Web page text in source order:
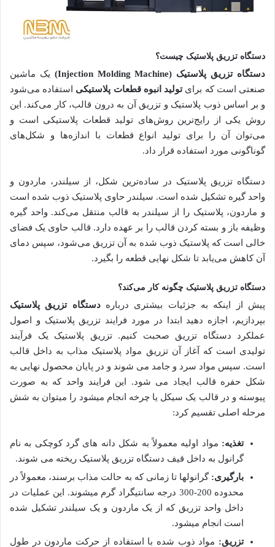
دستگاه تزریق پلاستیک چیست؟
دستگاه تزریق پلاستیک (
Injection Molding Machine
) یک ماشین
صنعتی است که برایتولید انبوه قطعات پلاستیکی استفاده می‌شود
و بر اساس ذوب پلاستیک و تزریق آن به درون قالب، کار می‌کند. این
روش یکی از رایج‌ترین روش‌‌های تولید قطعات پلاستیکی است و
می‌توان آن را برای تولید انواع قطعات با اندازه‌‌ها و شکل‌های
گوناگونی مورد استفاده قرار داد.
دستگاه تزریق پلاستیک در ساده‌ترین شکل، از سیلندر، ماردون و
واحد گیره تشکیل شده است. سیلندر حاوی پلاستیک ذوب شده است
و ماردون، پلاستیک را از سیلندر به قالب منتقل می‌کند. واحد گیره
وظیفه باز و بسته کردن قالب را بر عهده دارد. قالب حاوی یک فضای
خالی است که پلاستیک ذوب شده به آن تزریق می‌شود، سپس دمای
آن کاهش می‌یابد تا شکل نهایی قطعه را بگیرد.
دستگاه تزریق پلاستیک چگونه کار می‌کند؟
پیش از اینکه به جزئیات بیشتری دربارهدستگاه تزریق پلاستیک
بپردازیم، اجازه دهید ابتدا در مورد فرایند تزریق پلاستیک و اصول
عملکرد دستگاه تزریق صحبت کنیم. تزریق پلاستیک یک فرآیند
تولیدی است که آغاز آن تزریق مواد پلاستیک مذاب به داخل قالب
است. سپس مواد سرد و جامد می شوند و در پایان محصول نهایی به
شکل حفره قالب ایجاد می شود. این فرایند واحد که به صورت
پیوسته و در قالب یک سیکل یا چرخه انجام می­شود را می­توان به شش
مرحله اصلی تقسیم کرد:
تغذیه: مواد اولیه معمولاً به شکل دانه های گرد کوچکی به نام
گرانول به داخل قیف دستگاه تزریق پلاستیک ریخته می شوند.
بارگیری: گرانول­ها تا زمانی که به حالت مذاب برسند، معمولاً در
محدوده 200-300 درجه سانتیگراد گرم می­شوند. این عملیات در
داخل واحد تزریق که از یک ماردون و یک سیلندر تشکیل شده
است انجام می­شود.
تزریق: مواد ذوب شده با استفاده از حرکت ماردون در طول